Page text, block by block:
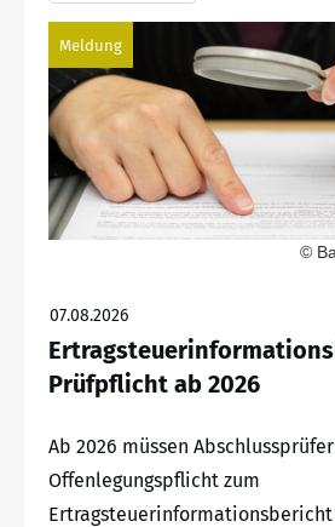
Meldung
©
07.08.2026
Prüfpflicht ab 2026
Ab 2026 müssen
Offenlegungspflicht zum